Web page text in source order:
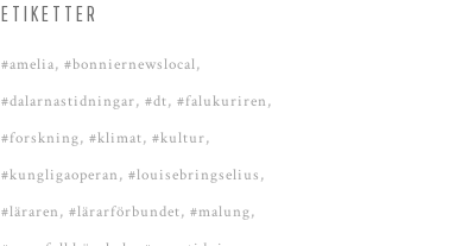
ETIKETTER
#amelia #bonniernewslocal
#dalarnastidningar #dt #falukuriren
#forskning #klimat #kultur
#kungligaoperan #louisebringselius
#läraren #lärarförbundet #malung